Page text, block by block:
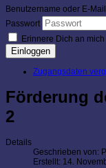
Benutzername oder E-Mail
Passwort
Erinnere Dich an mich
Einloggen
Zugangsdaten
Förderung
2
Details
Geschrieben von:
Erstellt: 14.